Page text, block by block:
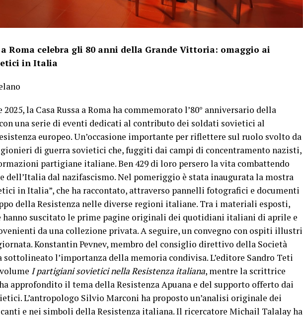
a Roma celebra gli 80 anni della Grande Vittoria: omaggio ai
in Italia
la Casa Russa a Roma ha commemorato l’80° anniversario della
una serie di eventi dedicati al contributo dei soldati sovietici al
europeo. Un’occasione importante per riflettere sul ruolo svolto da
di guerra sovietici che, fuggiti dai campi di concentramento nazisti,
partigiane italiane. Ben 429 di loro persero la vita combattendo
dell’Italia dal nazifascismo. Nel pomeriggio è stata inaugurata la mostra
in Italia”, che ha raccontato, attraverso pannelli fotografici e documenti
della Resistenza nelle diverse regioni italiane. Tra i materiali esposti,
hanno suscitato le prime pagine originali dei quotidiani italiani di aprile e
da una collezione privata. A seguire, un convegno con ospiti illustri
Konstantin Pevnev, membro del consiglio direttivo della Società
sottolineato l’importanza della memoria condivisa. L’editore Sandro Teti
I partigiani sovietici nella Resistenza italiana, mentre la scrittrice
approfondito il tema della Resistenza Apuana e del supporto offerto dai
L’antropologo Silvio Marconi ha proposto un’analisi originale dei
e nei simboli della Resistenza italiana. Il ricercatore Michail Talalay ha